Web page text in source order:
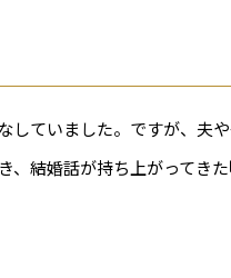
していました。ですが、夫
、結婚話が持ち上がってき